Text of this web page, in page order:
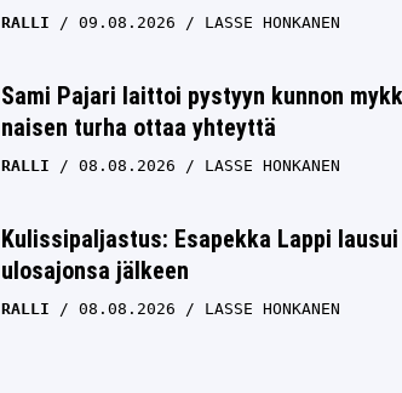
RALLI 09.08.2026 LASSE HONKANEN
Sami Pajari laittoi pystyyn kunnon
naisen turha ottaa yhteyttä
RALLI 08.08.2026 LASSE HONKANEN
Kulissipaljastus: Esapekka Lappi
ulosajonsa jälkeen
RALLI 08.08.2026 LASSE HONKANEN